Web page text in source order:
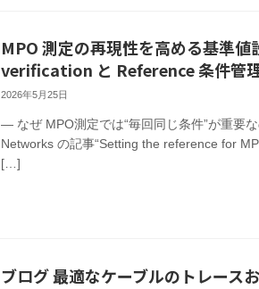
MPO 測定の再現性を高める基準値
verification と Reference 条件管
2026年5月25日
— なぜ MPO測定では“毎回同じ条件”が重要
Networks の記事“Setting the reference for
[…]
ブログ 最適なケーブルのトレース